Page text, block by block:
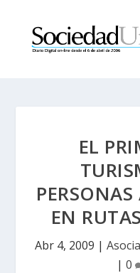
EL
EN
Abr 4, 2009 |
| 0